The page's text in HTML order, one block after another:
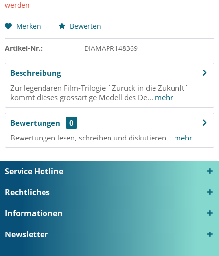
werden
Merken Bewerten
Artikel-Nr.: DIAMAPR148369
Beschreibung
Zur legendären Film-Trilogie ´Zurück in die Zukunft´
kommt dieses grossartige Modell des De... mehr
Bewertungen
0
Bewertungen lesen, schreiben und diskutieren... mehr
Service Hotline
Rechtliches
Informationen
Newsletter